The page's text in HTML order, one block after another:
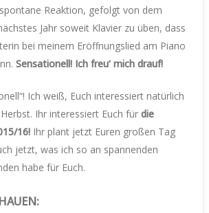
Reaktion, gefolgt von dem
Jahr soweit Klavier zu üben, dass
bei meinem Eröffnungslied am Piano
Sensationell! Ich freu‘ mich drauf!
Ich weiß, Euch interessiert natürlich
Ihr interessiert Euch für die
16! Ihr plant jetzt Euren großen Tag
jetzt, was ich so an spannenden
habe für Euch.